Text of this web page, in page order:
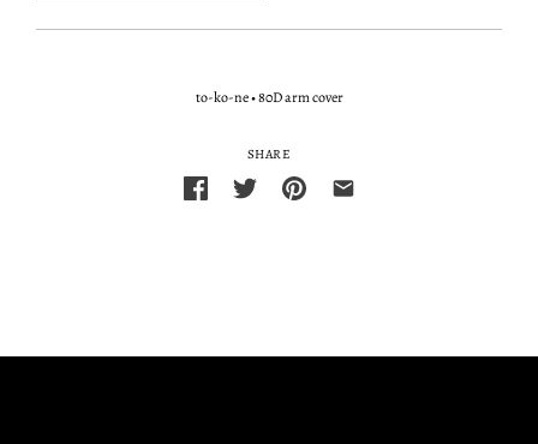
to-ko-ne•80D arm cover
SHARE